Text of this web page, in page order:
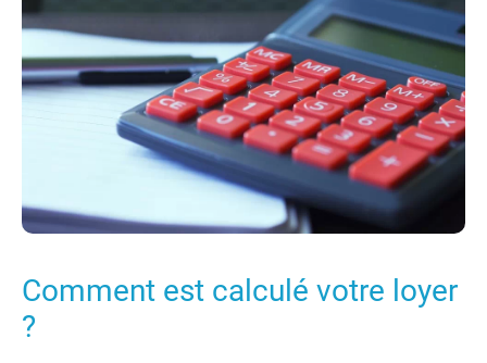
Comment est calculé votre loyer
?